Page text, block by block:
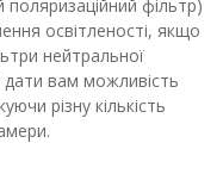
поляризаційний фільтр)
освітленості, якщо
нейтральної
дати вам можливість
різну кількість